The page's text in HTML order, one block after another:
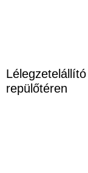
repülőtéren